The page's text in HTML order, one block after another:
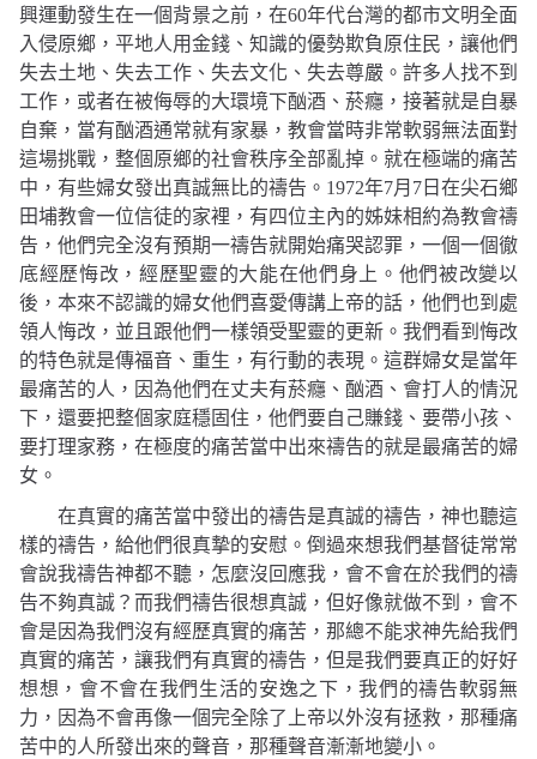
興運動發生在一個背景之前，在60年代台灣的都市文明全面
入侵原鄉，平地人用金錢、知識的優勢欺負原住民，讓他們
失去土地、失去工作、失去文化、失去尊嚴。許多人找不到
工作，或者在被侮辱的大環境下酗酒、菸癮，接著就是自暴
自棄，當有酗酒通常就有家暴，教會當時非常軟弱無法面對
這場挑戰，整個原鄉的社會秩序全部亂掉。就在極端的痛苦
中，有些婦女發出真誠無比的禱告。 1972年7月 7 日在尖石鄉
田埔教會一位信徒的家裡，有四位主內的姊妹相約為教會禱
告，他們完全沒有預期一禱告就開始痛哭認罪，一個一個徹
底經歷悔改，經歷聖靈的大能在他們身上。他們被改變以
後，本來不認識的婦女他們喜愛傳講上帝的話，他們也到處
領人悔改，並且跟他們一樣領受聖靈的更新。我們看到悔改
的特色就是傳福音、重生，有行動的表現。這群婦女是當年
最痛苦的人，因為他們在丈夫有菸癮、酗酒、會打人的情況
下，還要把整個家庭穩固住，他們要自己賺錢、要帶小孩、
要打理家務，在極度的痛苦當中出來禱告的就是最痛苦的婦
女。
在真實的痛苦當中發出的禱告是真誠的禱告，神也聽這
樣的禱告，給他們很真摯的安慰。倒過來想我們基督徒常常
會說我禱告神都不聽，怎麼沒回應我，會不會在於我們的禱
告不夠真誠？而我們禱告很想真誠，但好像就做不到，會不
會是因為我們沒有經歷真實的痛苦，那總不能求神先給我們
真實的痛苦，讓我們有真實的禱告，但是我們要真正的好好
想想，會不會在我們生活的安逸之下，我們的禱告軟弱無
力，因為不會再像一個完全除了上帝以外沒有拯救，那種痛
苦中的人所發出來的聲音，那種聲音漸漸地變小。